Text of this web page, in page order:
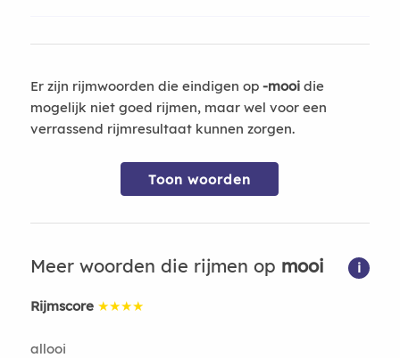
Er zijn rijmwoorden die eindigen op -mooidie
mogelijk niet goed rijmen, maar wel voor een
verrassend rijmresultaat kunnen zorgen.
Toon woorden
Meer woorden die rijmen op mooi i
Rijmscore ★★★★
allooi